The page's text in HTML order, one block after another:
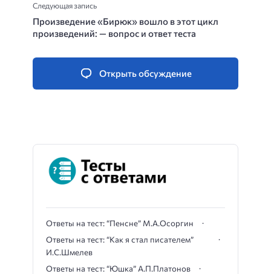
Следующая запись
Произведение «Бирюк» вошло в этот цикл
произведений: — вопрос и ответ теста
Открыть обсуждение
Ответы на тест: “Пенсне” М.А.Осоргин
Ответы на тест: “Как я стал писателем”
И.С.Шмелев
Ответы на тест: “Юшка” А.П.Платонов